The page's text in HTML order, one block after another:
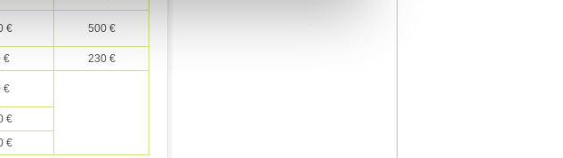
€ 500 €
€
230 €
€
€
€